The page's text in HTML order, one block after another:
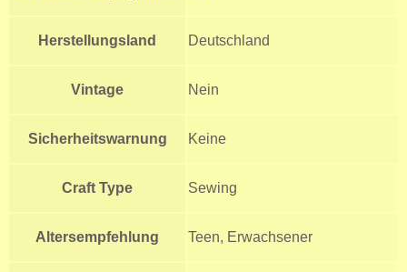
Herstellungsland Deutschland
Vintage Nein
Sicherheitswarnung Keine
Craft Type Sewing
Altersempfehlung Teen, Erwachsener